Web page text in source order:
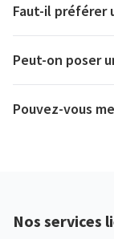
Faut-il préférer
Peut-on poser
Pouvez-vous
Nos services